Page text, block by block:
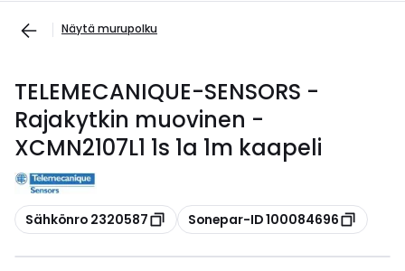
Näytä murupolku
TELEMECANIQUE-SENSORS -
Rajakytkin muovinen -
XCMN2107L1 1s 1a 1m kaapeli
Kopioi
Sähkönro 2320587 Kopioi
Sonepar-ID 100084696